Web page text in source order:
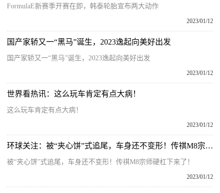
FormulaE新赛季开赛在即，韩泰轮胎宣布两大动作
2023/01/12
国产家轿又一“黑马”诞生，2023逸起向美好出发
国产家轿又一“黑马”诞生，2023逸起向美好出发
2023/01/12
世界看热讯：这么玩车肯定有点大病！
这么玩车肯定有点大病！
2023/01/12
环球关注：被“夹心饼”式追尾，车身还不变形！传祺M8宗师硬杠下来了！
被“夹心饼”式追尾，车身还不变形！传祺M8宗师硬杠下来了！
2023/01/12